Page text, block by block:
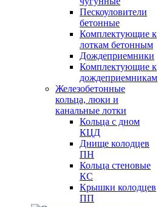
Пескоуловители
бетонные
Комплектующие к
лоткам бетонным
Дождеприемники
Комплектующие к
дождеприемникам
Железобетонные
кольца, люки и
канальные лотки
Кольца с дном
КЦД
Днище колодцев
ПН
Кольца стеновые
КС
Крышки колодцев
ПП